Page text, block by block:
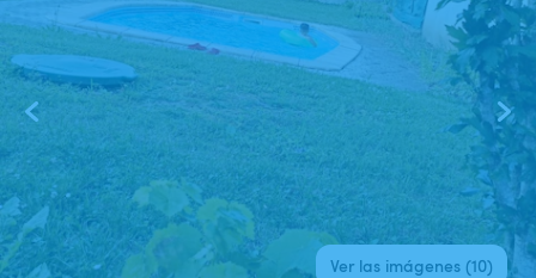
Ver las imágenes (10)